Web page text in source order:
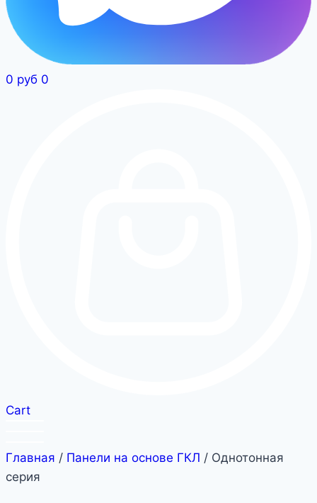
0 руб 0
Cart
Главная / Панели на основе ГКЛ / Однотонная
серия